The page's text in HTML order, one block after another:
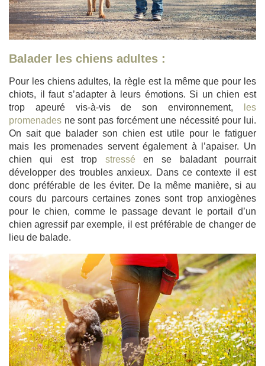
Balader les chiens adultes :
Pour les chiens adultes, la règle est la même que pour les
chiots, il faut s’adapter à leurs émotions. Si un chien est
trop apeuré vis-à-vis de son environnement,
les
promenades ne sont pas forcément une nécessité pour lui.
On sait que balader son chien est utile pour le fatiguer
mais les promenades servent également à l’apaiser. Un
chien qui est trop stressé en se baladant pourrait
développer des troubles anxieux. Dans ce contexte il est
donc préférable de les éviter. De la même manière, si au
cours du parcours certaines zones sont trop anxiogènes
pour le chien, comme le passage devant le portail d’un
chien agressif par exemple, il est préférable de changer de
lieu de balade.